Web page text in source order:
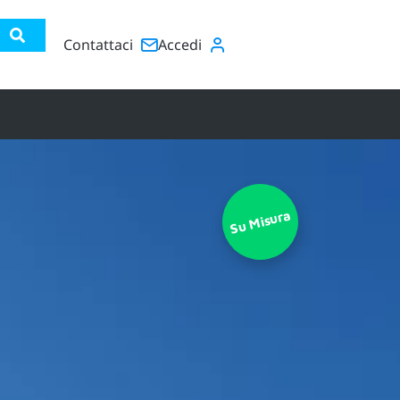
Contattaci Accedi
Su Misura